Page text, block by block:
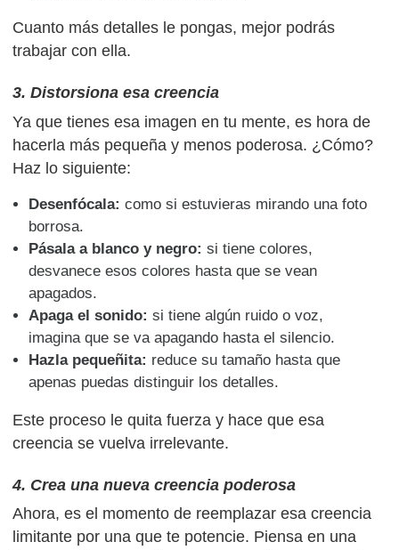
Cuanto más detalles le pongas, mejor podrás
trabajar con ella.
3. Distorsiona esa creencia
Ya que tienes esa imagen en tu mente, es hora de
hacerla más pequeña y menos poderosa. ¿Cómo?
Haz lo siguiente:
Desenfócala: como si estuvieras mirando una foto
borrosa.
Pásala a blanco y negro: si tiene colores,
desvanece esos colores hasta que se vean
apagados.
Apaga el sonido: si tiene algún ruido o voz,
imagina que se va apagando hasta el silencio.
Hazla pequeñita: reduce su tamaño hasta que
apenas puedas distinguir los detalles.
Este proceso le quita fuerza y hace que esa
creencia se vuelva irrelevante.
4. Crea una nueva creencia poderosa
Ahora, es el momento de reemplazar esa creencia
limitante por una que te potencie. Piensa en una